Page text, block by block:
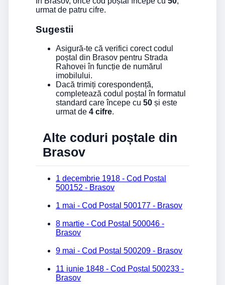
urmat de patru cifre.
Sugestii
Asigură-te că verifici corect codul
poștal din Brasov pentru Strada
Rahovei în funcție de numărul
imobilului.
Dacă trimiți corespondență,
completează codul poștal în formatul
standard care începe cu 50 și este
urmat de 4 cifre.
Alte coduri poștale din
Brasov
1 decembrie 1918 - Cod Poștal
500152 - Brasov
1 mai - Cod Poștal 500177 - Brasov
8 martie - Cod Poștal 500046 -
Brasov
9 mai - Cod Poștal 500209 - Brasov
11 iunie 1848 - Cod Poștal 500233 -
Brasov